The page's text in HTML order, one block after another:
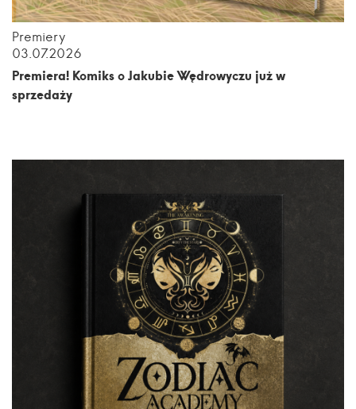
Premiery
03.07.2026
Premiera! Komiks o Jakubie Wędrowyczu już w
sprzedaży